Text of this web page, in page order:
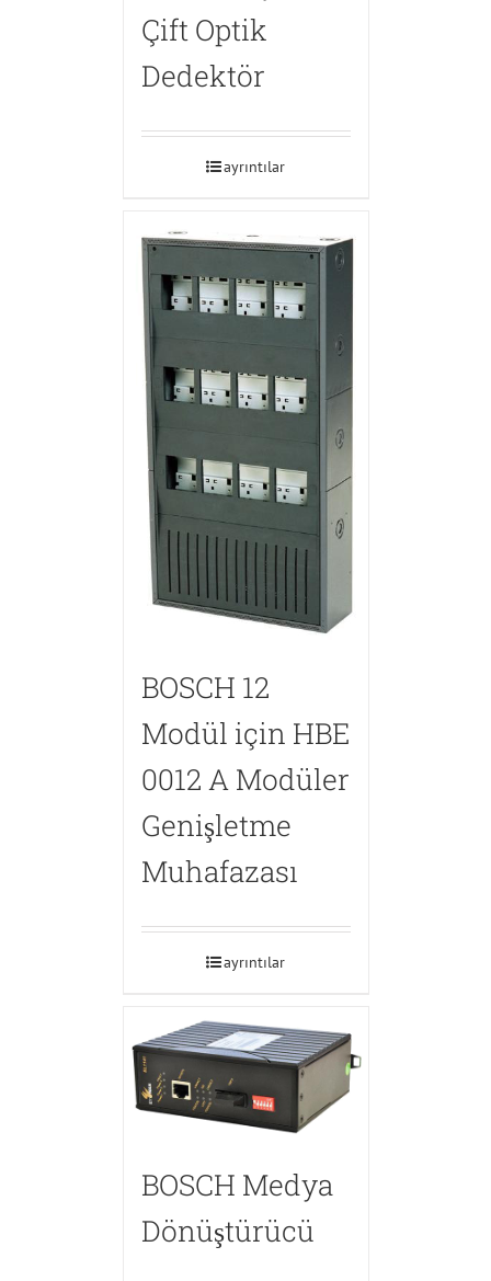
Çift Optik
Dedektör
ayrıntılar
BOSCH 12
Modül için HBE
0012 A Modüler
Genişletme
Muhafazası
ayrıntılar
BOSCH Medya
Dönüştürücü